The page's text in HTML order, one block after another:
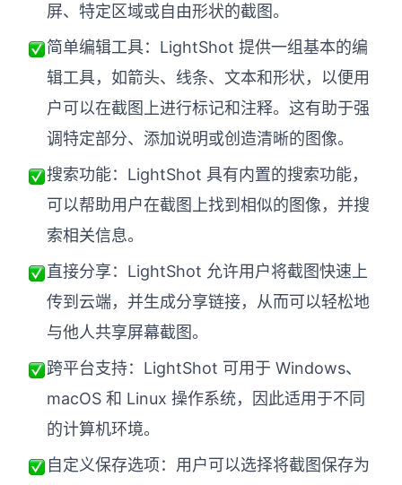
屏、特定区域或自由形状的截图。
简单编辑工具：LightShot 提供一组基本的编
辑工具，如箭头、线条、文本和形状，以便用
户可以在截图上进行标记和注释。这有助于强
调特定部分、添加说明或创造清晰的图像。
搜索功能：LightShot 具有内置的搜索功能，
可以帮助用户在截图上找到相似的图像，并搜
索相关信息。
直接分享：LightShot 允许用户将截图快速上
传到云端，并生成分享链接，从而可以轻松地
与他人共享屏幕截图。
跨平台支持：LightShot 可用于 Windows、
macOS 和 Linux 操作系统，因此适用于不同
的计算机环境。
自定义保存选项：用户可以选择将截图保存为